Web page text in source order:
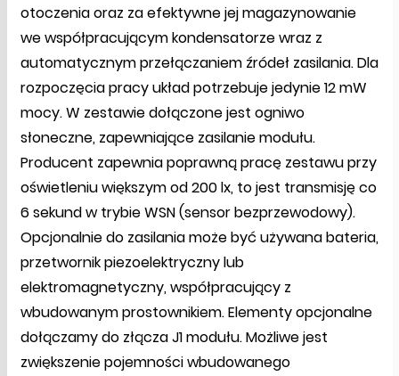
otoczenia oraz za efektywne jej magazynowanie
we współpracującym kondensatorze wraz z
automatycznym przełączaniem źródeł zasilania. Dla
rozpoczęcia pracy układ potrzebuje jedynie 12 mW
mocy. W zestawie dołączone jest ogniwo
słoneczne, zapewniające zasilanie modułu.
Producent zapewnia poprawną pracę zestawu przy
oświetleniu większym od 200 lx, to jest transmisję co
6 sekund w trybie WSN (sensor bezprzewodowy).
Opcjonalnie do zasilania może być używana bateria,
przetwornik piezoelektryczny lub
elektromagnetyczny, współpracujący z
wbudowanym prostownikiem. Elementy opcjonalne
dołączamy do złącza J1 modułu. Możliwe jest
zwiększenie pojemności wbudowanego